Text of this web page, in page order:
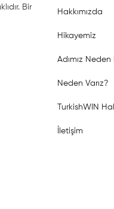
Bir
Hakkımızda
Hikayemiz
Adımız
Neden Varız?
TurkishWIN
İletişim